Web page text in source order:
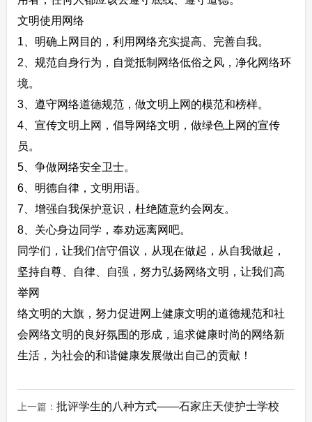
文明使用网络
1、明确上网目的，利用网络充实提高、完善自我。
2、规范自身行为，自觉抵制网络低俗之风，净化网络环
境。
3、遵守网络道德规范，做文明上网的模范和榜样。
4、宣传文明上网，倡导网络文明，做绿色上网的宣传
员。
5、争做网络安全卫士。
6、明德自律，文明用语。
7、增强自我保护意识，杜绝随意约会网友。
8、关心身边同学，奉劝远离网吧。
同学们，让我们信守倡议，从现在做起，从自我做起，
坚持自尊、自律、自强，努力弘扬网络文明，让我们高
举网
络文明的大旗，努力促进网上健康文明的道德规范和社
会网络文明的良好氛围的形成，追求健康时尚的网络新
生活，为社会的和谐健康发展做出自己的贡献！
上一篇： 批评学生的八种方式——石家庄天使护士学校